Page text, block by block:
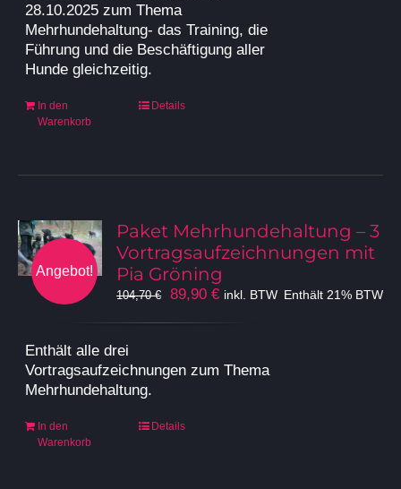
28.10.2025 zum Thema
Mehrhundehaltung- das Training, die
Führung und die Beschäftigung aller
Hunde gleichzeitig.
In den
Warenkorb
Details
Angebot!
Paket Mehrhundehaltung – 3
Vortragsaufzeichnungen mit
Pia Gröning
104,70€
Ursprünglicher
89,90€Aktueller
inkl. BTW Enthält 21% BTW
Enthält alle drei
Vortragsaufzeichnungen zum Thema
Mehrhundehaltung.
In den
Warenkorb
Details